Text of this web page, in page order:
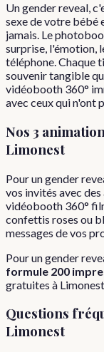
Un gender reveal,
sexe de votre bébé
jamais. Le
surprise, l'émotion,
téléphone. Chaque
souvenir tangible
vidéobooth 360°
avec ceux qui n'ont
Nos 3
Limonest
Pour un gender
vos invités avec
vidéobooth 360°
confettis roses ou
messages de vos
Pourungender
formule 200
gratuites à Limonest
Questions
Limonest